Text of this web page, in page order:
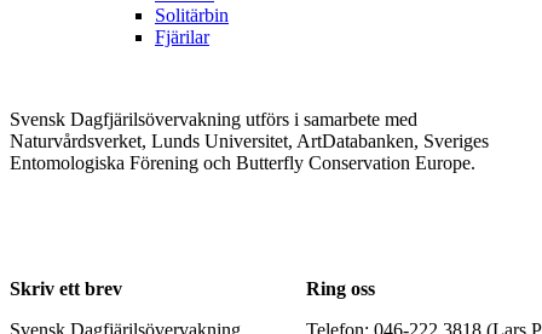
Solitärbin
Fjärilar
Svensk Dagfjärilsövervakning utförs i samarbete med
Naturvårdsverket, Lunds Universitet, ArtDatabanken, Sveriges
Entomologiska Förening och Butterfly Conservation Europe.
Skriv ett brev
Svensk Dagfjärilsövervakning
Ring oss
Telefon: 046-222 3818 (Lars